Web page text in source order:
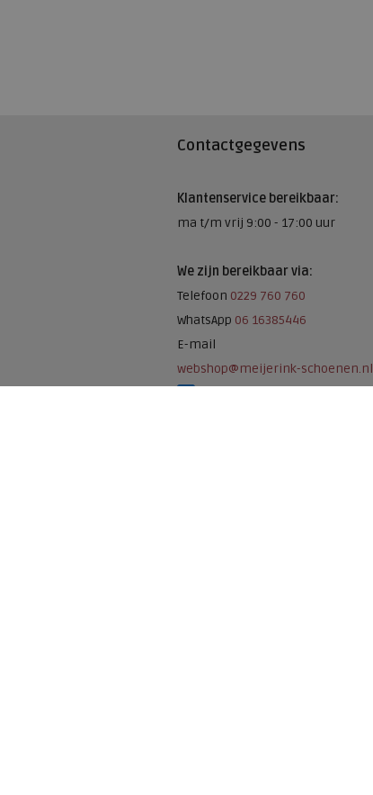
Contactgegevens
Klantenservice bereikbaar:
ma t/m vrij 9:00 - 17:00 uur
We zijn bereikbaar via:
Telefoon 0229 760 760
WhatsApp 06 16385446
E-mail
webshop@meijerink-schoenen.nl